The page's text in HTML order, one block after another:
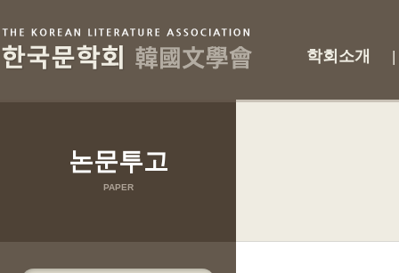
학회소개
논문투고
PAPER